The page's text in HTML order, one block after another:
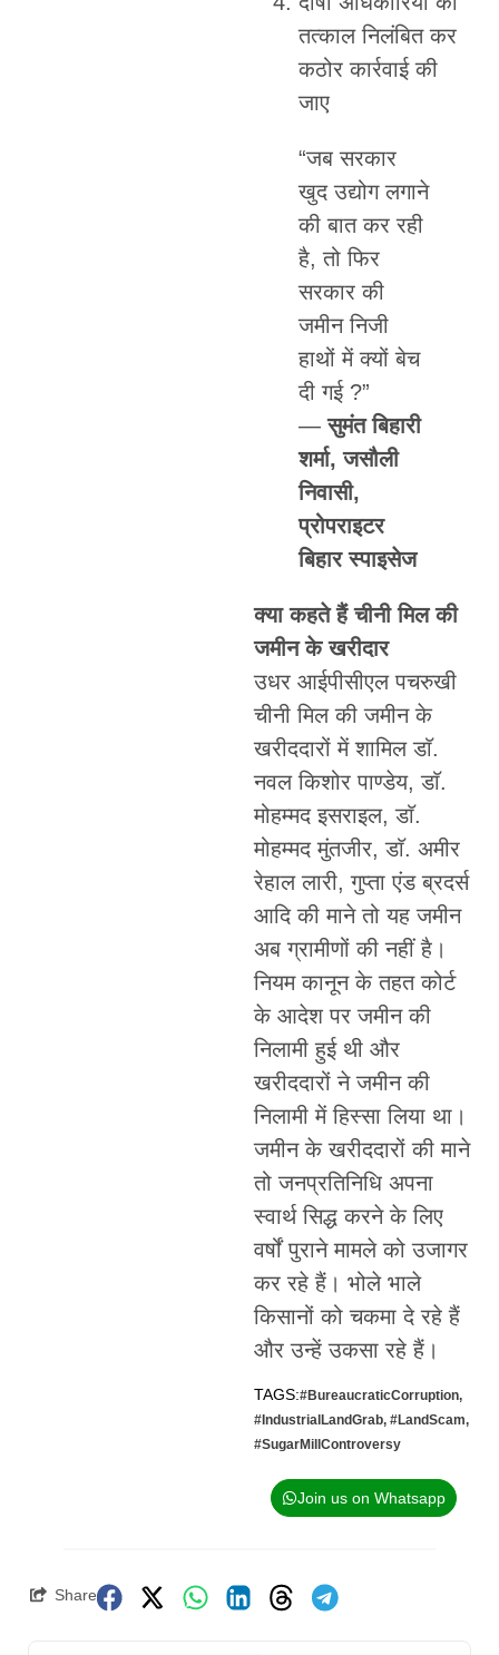
तत्काल निलंबित कर
कठोर कार्रवाई की
जाए
“जब सरकार
खुद उद्योग लगाने
की बात कर रही
है, तो फिर
सरकार की
जमीन निजी
हाथों में क्यों बेच
दी गई ?”
—सुमंत बिहारी
शर्मा, जसौली
निवासी,
प्रोपराइटर
बिहार स्पाइसेज
क्या कहते हैं चीनी मिल की
जमीन के खरीदार
उधर आईपीसीएल पचरुखी
चीनी मिल की जमीन के
खरीददारों में शामिल डाॅ.
नवल किशोर पाण्डेय, डाॅ.
मोहम्मद इसराइल, डाॅ.
मोहम्मद मुंतजीर, डाॅ. अमीर
रेहाल लारी, गुप्ता एंड ब्रदर्स
आदि की माने तो यह जमीन
अब ग्रामीणों की नहीं है।
नियम कानून के तहत कोर्ट
के आदेश पर जमीन की
निलामी हुई थी और
खरीददारों ने जमीन की
निलामी में हिस्सा लिया था।
जमीन के खरीददारों की माने
तो जनप्रतिनिधि अपना
स्वार्थ सिद्ध करने के लिए
वर्षों पुराने मामले को उजागर
कर रहे हैं। भोले भाले
किसानों को चकमा दे रहे हैं
और उन्हें उकसा रहे हैं।
TAGS:#BureaucraticCorruption,
#IndustrialLandGrab, #LandScam,
#SugarMillControversy
Join us on Whatsapp
Share